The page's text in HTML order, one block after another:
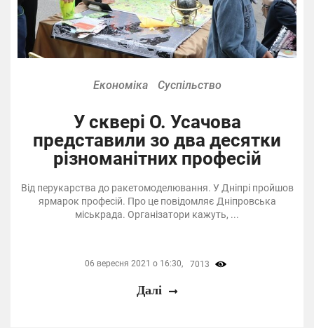
Економіка Суспільство
У сквері О. Усачова
представили зо два десятки
різноманітних професій
Від перукарства до ракетомоделювання. У Дніпрі пройшов
ярмарок професій. Про це повідомляє Дніпровська
міськрада. Організатори кажуть, ...
06 вересня 2021 о 16:30, 7013
Далі